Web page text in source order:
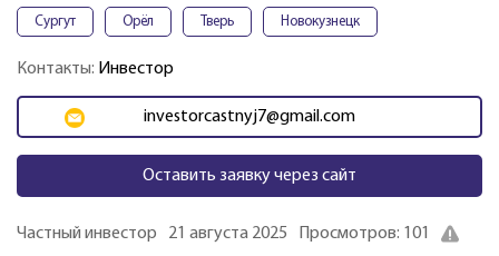
Сургут Орёл Тверь Новокузнецк
Контакты: Инвестор
investorcastnyj7@gmail.com
Оставить заявку через сайт
Частный инвестор 21 августа 2025 Просмотров: 101